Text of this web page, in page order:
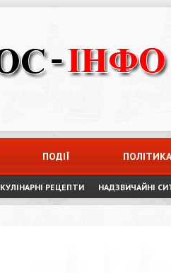
ПОДІЇ
КУЛІНАРНІ РЕЦЕПТИ НАДЗВИЧАЙНІ